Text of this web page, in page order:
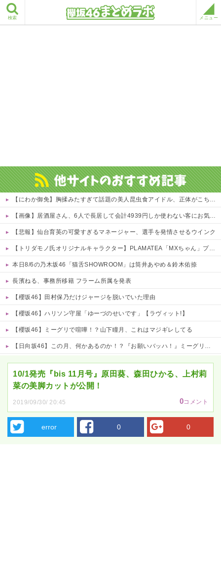
検索 メニュー
【にわか御免】胸揉みたすぎて話題の美人昆虫食アイドル、正体がこちらwwwwww 他
【画像】居酒屋さん、6人で長居して会計4939円しか使わない客にお気持ち表明してしまう←コレどっちが悪いんや？？？？？？
【悲報】仙台育英の可愛すぎるマネージャー、選手を発情させるウインク
【トリダモノ氏オリジナルキャラクター】PLAMATEA「MXちゃん」プラモデル【駿河屋 予約開始】
本日8/6の乃木坂46「猫舌SHOWROOM」は筒井あやめ＆鈴木佑捺
長濱ねる、事務所移籍 フラーム所属を発表
【櫻坂46】田村保乃だけジャージを脱いでいた理由
【櫻坂46】ハリソン守屋「ゆーづのせいです」【ラヴィット!】
【櫻坂46】ミーグリで喧嘩！？山下瞳月、これはマジギレしてる
【日向坂46】この月、何かあるのか！？『お願いバッハ！』ミーグリ日程がこちら
10/1発売『bis 11月号』原田葵、森田ひかる、上村莉
菜の美脚カットが公開！
2019/09/30/ 20:45 0コメント
error 0 0